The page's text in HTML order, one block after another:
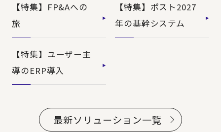
【特集】FP&Aへの
旅
【特集】ポスト2027
年の基幹システム
【特集】ユーザー主
導のERP導入
最新ソリューション一覧